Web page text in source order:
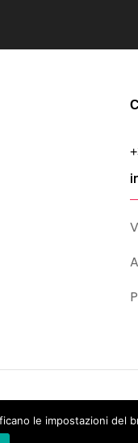
le impostazioni